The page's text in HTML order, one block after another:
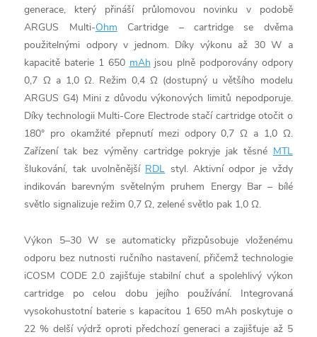
generace, který přináší průlomovou novinku v podobě
ARGUS Multi-Ohm Cartridge – cartridge se dvěma
použitelnými odpory v jednom. Díky výkonu až 30 W a
kapacitě baterie 1 650 mAh jsou plně podporovány odpory
0,7 Ω a 1,0 Ω. Režim 0,4 Ω (dostupný u většího modelu
ARGUS G4) Mini z důvodu výkonových limitů nepodporuje.
Díky technologii Multi-Core Electrode stačí cartridge otočit o
180° pro okamžité přepnutí mezi odpory 0,7 Ω a 1,0 Ω.
Zařízení tak bez výměny cartridge pokryje jak těsné MTL
šlukování, tak uvolněnější RDL styl. Aktivní odpor je vždy
indikován barevným světelným pruhem Energy Bar – bílé
světlo signalizuje režim 0,7 Ω, zelené světlo pak 1,0 Ω.
Výkon 5–30 W se automaticky přizpůsobuje vloženému
odporu bez nutnosti ručního nastavení, přičemž technologie
iCOSM CODE 2.0 zajišťuje stabilní chuť a spolehlivý výkon
cartridge po celou dobu jejího používání. Integrovaná
vysokohustotní baterie s kapacitou 1 650 mAh poskytuje o
22 % delší výdrž oproti předchozí generaci a zajišťuje až 5